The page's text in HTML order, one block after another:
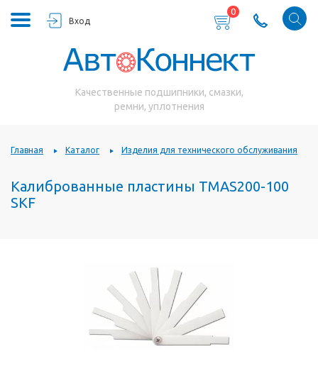
Вход
0
Качественные подшипники, смазки,
ремни, уплотнения
Главная Каталог Изделия для технического обслуживания
Калиброванные пластины TMAS200-100
SKF